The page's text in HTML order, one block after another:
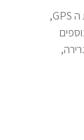
כל נתוני הרכב והטלמטריקה נאספים אל שרת ה GPS,